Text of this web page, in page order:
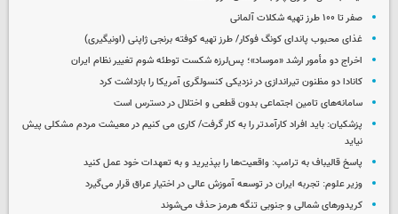
صفر تا ۱۰۰ طرز تهیه شکلات آلمانی
غذای محبوب پاندای کونگ فوکار/ طرز تهیه کوفته برنجی ژاپنی (اونیگیری)
اخراج دو مأمور ارشد «موساد»؛ پس‌لرزه شکست توطئه شوم تغییر نظام ایران
کانادا دو مظنون تیراندازی در نزدیکی کنسولگری آمریکا را بازداشت کرد
سامانه‌های تامین اجتماعی بدون قطعی و اختلال در دسترس است
پزشکیان: باید افراد کارآمدتر را به کار گرفت/ کاری می کنیم در معیشت مردم مشکلی پیش
نیاید
پاسخ قالیباف به ترامپ: واقعیت‌ها را بپذیرید و به تعهدات خود عمل کنید
وزیر علوم: تجربه ایران در توسعه آموزش عالی در اختیار عراق قرار می‌گیرد
کریدورهای شمالی و جنوبی تنگه هرمز حذف می‌شوند